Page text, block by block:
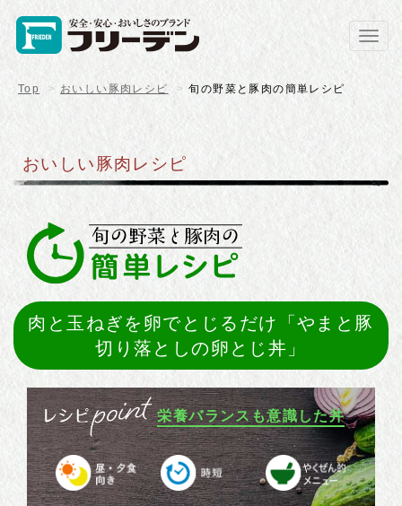
Top おいしい豚肉レシピ 旬の野菜と豚肉の簡単レシピ
おいしい豚肉レシピ
肉と玉ねぎを卵でとじるだけ「やまと豚
切り落としの卵とじ丼」
栄養バランスも意識した丼